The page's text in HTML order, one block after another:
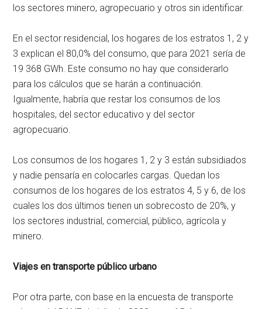
los sectores minero, agropecuario y otros sin identificar.
En el sector residencial, los hogares de los estratos 1, 2 y
3 explican el 80,0% del consumo, que para 2021 sería de
19 368 GWh. Este consumo no hay que considerarlo
para los cálculos que se harán a continuación.
Igualmente, habría que restar los consumos de los
hospitales, del sector educativo y del sector
agropecuario.
Los consumos de los hogares 1, 2 y 3 están subsidiados
y nadie pensaría en colocarles cargas. Quedan los
consumos de los hogares de los estratos 4, 5 y 6, de los
cuales los dos últimos tienen un sobrecosto de 20%, y
los sectores industrial, comercial, público, agrícola y
minero.
Viajes en transporte público urbano
Por otra parte, con base en la encuesta de transporte